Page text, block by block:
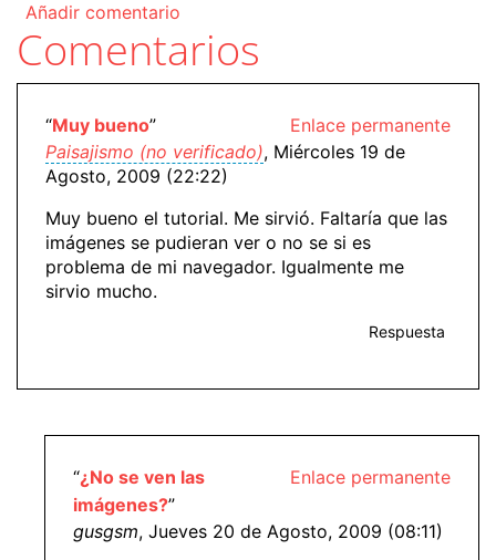
Añadir comentario
Comentarios
Enlace permanente
“Muy bueno”
Paisajismo (no verificado), Miércoles 19 de
Agosto, 2009 (22:22)
Muy bueno el tutorial. Me sirvió. Faltaría que las
imágenes se pudieran ver o no se si es
problema de mi navegador. Igualmente me
sirvio mucho.
Respuesta
Enlace permanente
“¿No se ven las
imágenes?”
gusgsm, Jueves 20 de Agosto, 2009 (08:11)